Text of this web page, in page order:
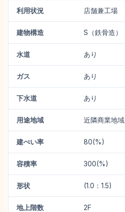
利用状況 店舗兼工場
建物構造 S（鉄骨造）
水道 あり
ガス あり
下水道 あり
用途地域 近隣商業地域
建ぺい率 80(%)
容積率 300(%)
形状 (1.0：1.5)
地上階数 2F